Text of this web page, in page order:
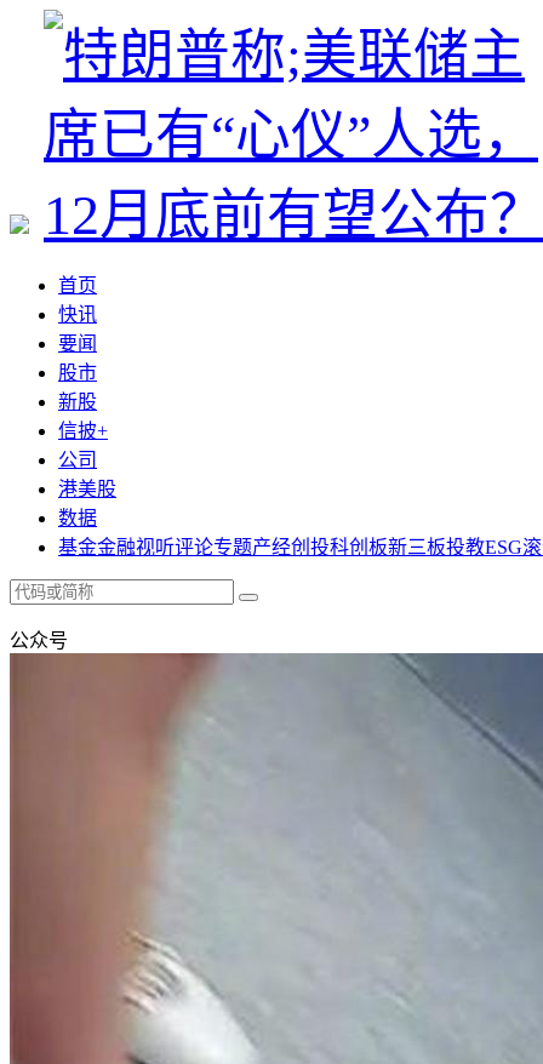
首页
快讯
要闻
股市
新股
信披+
公司
港美股
数据
基金金融视听评论专题产经创投科创板新三板投教ESG
公众号